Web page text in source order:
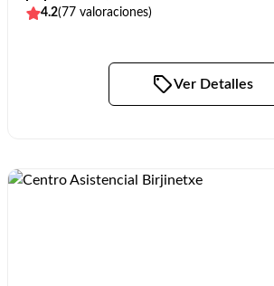
4.2(77 valoraciones)
Ver Detalles